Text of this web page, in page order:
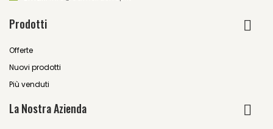
Prodotti
Offerte
Nuovi prodotti
Più venduti
La Nostra Azienda